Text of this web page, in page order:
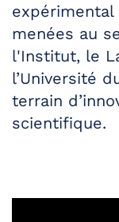
expérimental
menées au
l'Institut, le
l’Université
terrain
scientifique.